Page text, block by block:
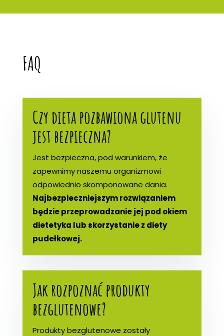
FAQ
Czy dieta pozbawiona glutenu
jest bezpieczna?
Jest bezpieczna, pod warunkiem, że
zapewnimy naszemu organizmowi
odpowiednio skomponowane dania.
Najbezpieczniejszym rozwiązaniem
będzie przeprowadzanie jej pod okiem
dietetyka lub skorzystanie z diety
pudełkowej.
Jak rozpoznać produkty
bezglutenowe?
Produkty bezglutenowe zostały